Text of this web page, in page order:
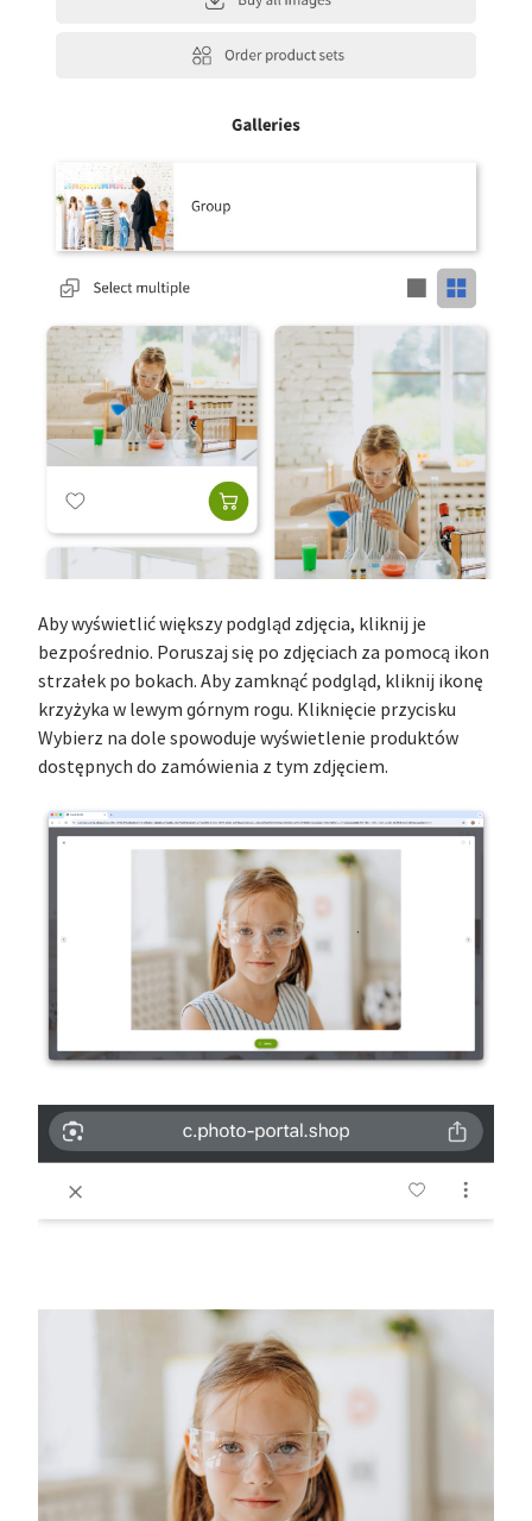
Aby wyświetlić większy podgląd zdjęcia, kliknij je
bezpośrednio. Poruszaj się po zdjęciach za pomocą ikon
strzałek po bokach. Aby zamknąć podgląd, kliknij ikonę
krzyżyka w lewym górnym rogu. Kliknięcie przycisku
Wybierz na dole spowoduje wyświetlenie produktów
dostępnych do zamówienia z tym zdjęciem.